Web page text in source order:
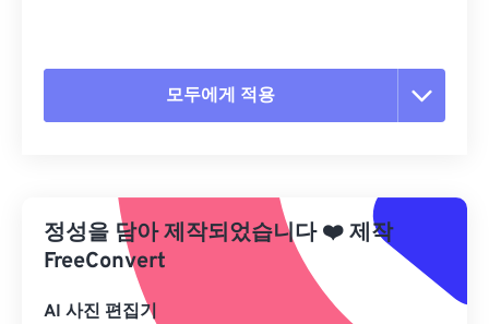
모두에게 적용
사전 설정에서 적용
사전 설정으로 저장
정성을 담아 제작되었습니다❤️제작
FreeConvert
AI 사진 편집기